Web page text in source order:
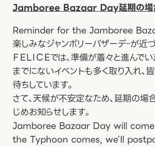
Jamboree Bazaar Day延期の
Reminder for the Jamboree
楽しみなジャンボリーバザーデｰが近づ
ＦＥＬＩＣＥでは、準備が着々と進んで
までにないイベントも多く取り入れ、
待ちしています。
さて、天候が不安定なため、延期の場
じめお知らせします。
Jamboree Bazaar Day will
the Typhoon comes, we’ll